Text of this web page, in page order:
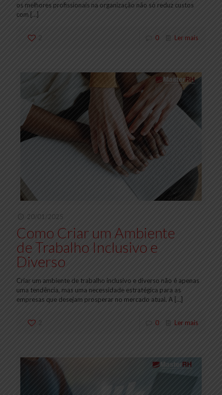
os melhores profissionais na organização não só reduz custos
com […]
2 0 Ler mais
20/01/2025
Como Criar um Ambiente
de Trabalho Inclusivo e
Diverso
Criar um ambiente de trabalho inclusivo e diverso não é apenas
uma tendência, mas uma necessidade estratégica para as
empresas que desejam prosperar no mercado atual. A […]
2 0 Ler mais